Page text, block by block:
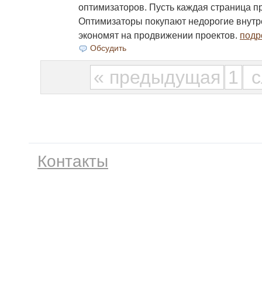
оптимизаторов. Пусть каждая страница
Оптимизаторы покупают недорогие
экономят на продвижении проектов.
Обсудить
« предыдущая 1
Контакты